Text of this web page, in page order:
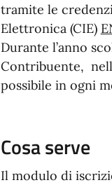
tramite le
Elettronica (CIE)
Durante l’anno
Contribuente,
possibile in ogni
Cosa serve
Il modulo di